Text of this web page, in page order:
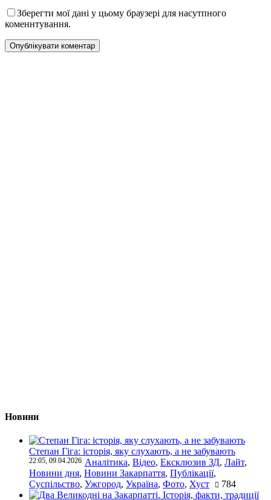
Зберегти мої дані у цьому браузері для насутпного
коменнтування.
Новини
Степан Гіга: історія, яку слухають, а не забувають
22:05, 09.04.2026 Аналітика, Відео, Ексклюзив ЗД, Лайт,
Новини дня, Новини Закарпаття, Публікації,
Суспільство, Ужгород, Україна, Фото, Хуст 784